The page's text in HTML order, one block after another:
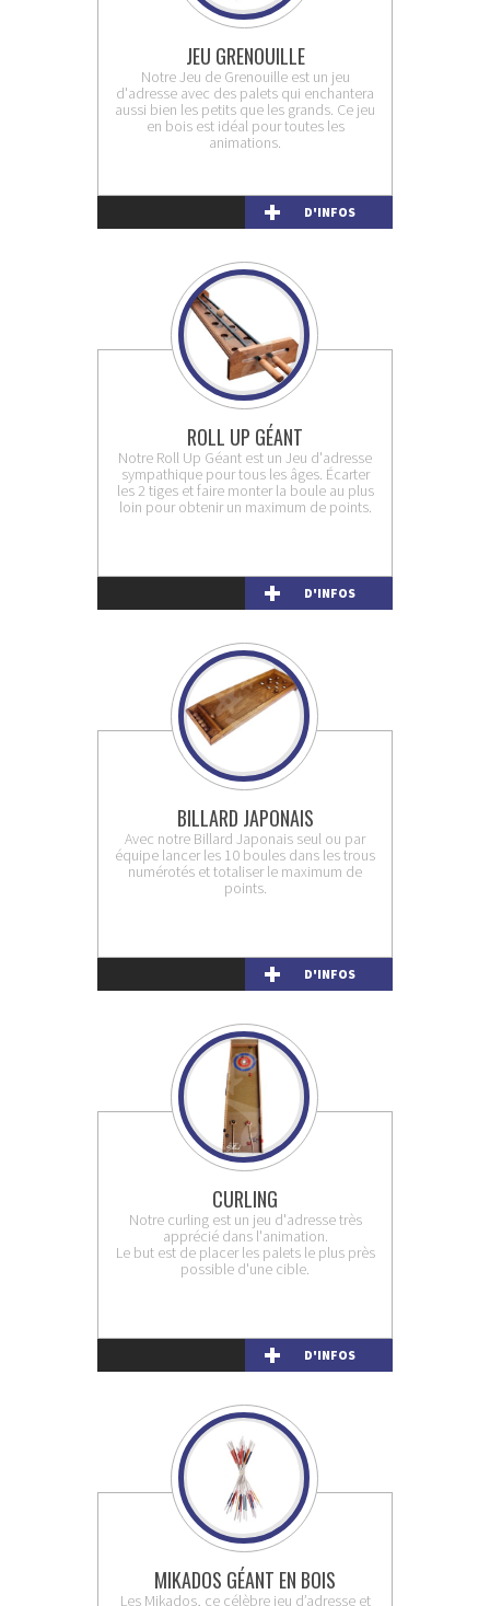
JEU GRENOUILLE
Notre Jeu de Grenouille est un jeu
d'adresse avec des palets qui enchantera
aussi bien les petits que les grands. Ce jeu
en bois est idéal pour toutes les
animations.
D'INFOS
ROLL UP GÉANT
Notre Roll Up Géant est un Jeu d'adresse
sympathique pour tous les âges. Écarter
les 2 tiges et faire monter la boule au plus
loin pour obtenir un maximum de points.
D'INFOS
BILLARD JAPONAIS
Avec notre Billard Japonais seul ou par
équipe lancer les 10 boules dans les trous
numérotés et totaliser le maximum de
points.
D'INFOS
CURLING
Notre curling est un jeu d'adresse très
apprécié dans l'animation.
Le but est de placer les palets le plus près
possible d'une cible.
D'INFOS
MIKADOS GÉANT EN BOIS
Les Mikados, ce célèbre jeu d’adresse et